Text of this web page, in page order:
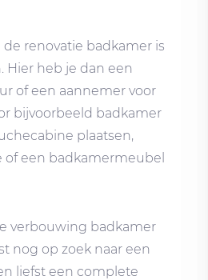
renovatie badkamer is
Hier heb je dan een
of een aannemer voor
bijvoorbeeld badkamer
plaatsen,
of een badkamermeubel
verbouwing badkamer
nog op zoek naar een
liefst een complete